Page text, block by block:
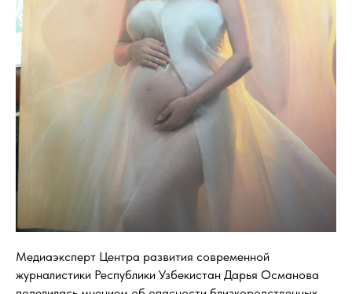
Медиаэксперт Центра развития современной
журналистики Республики Узбекистан Дарья Османова